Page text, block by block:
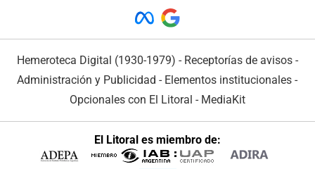
Hemeroteca Digital (1930-1979) - Receptorías de avisos -
Administración y Publicidad - Elementos institucionales -
Opcionales con El Litoral - MediaKit
El Litoral es miembro de: